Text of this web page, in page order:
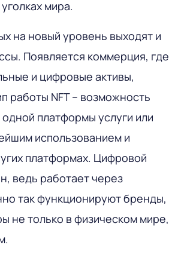
мира.
на новый уровень выходят и
Появляется коммерция, где
и цифровые активы,
работы NFT – возможность
одной платформы услуги или
использованием и
платформах. Цифровой
ведь работает через
так функционируют бренды,
не только в физическом мире,